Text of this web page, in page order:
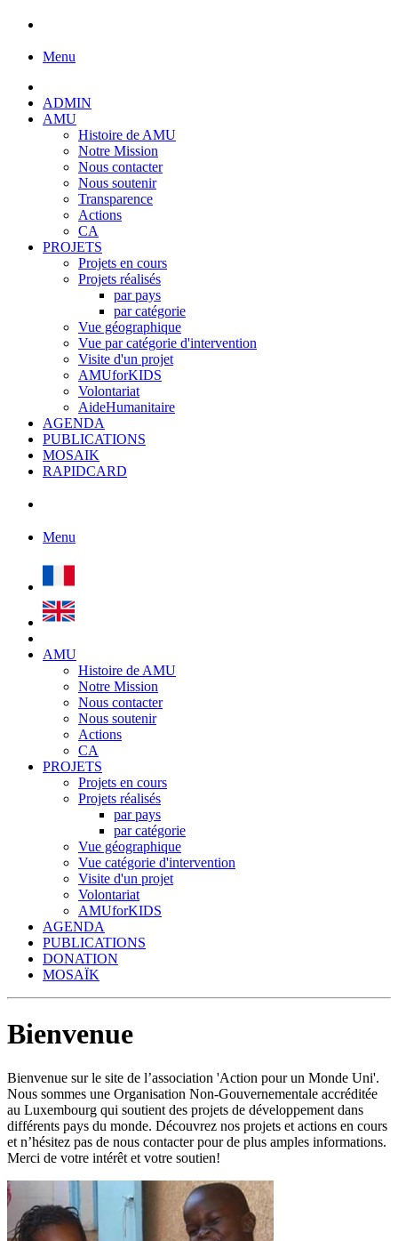
Menu
ADMIN
AMU
Histoire de AMU
Notre Mission
Nous contacter
Nous soutenir
Transparence
Actions
CA
PROJETS
Projets en cours
Projets réalisés
par pays
par catégorie
Vue géographique
Vue par catégorie d'intervention
Visite d'un projet
AMUforKIDS
Volontariat
AideHumanitaire
AGENDA
PUBLICATIONS
MOSAIK
RAPIDCARD
Menu
AMU
Histoire de AMU
Notre Mission
Nous contacter
Nous soutenir
Actions
CA
PROJETS
Projets en cours
Projets réalisés
par pays
par catégorie
Vue géographique
Vue catégorie d'intervention
Visite d'un projet
Volontariat
AMUforKIDS
AGENDA
PUBLICATIONS
DONATION
MOSAÏK
Bienvenue
Bienvenue sur le site de l’association 'Action pour un Monde Uni'.
Nous sommes une Organisation Non-Gouvernementale accréditée
au Luxembourg qui soutient des projets de développement dans
différents pays du monde. Découvrez nos projets et actions en cours
et n’hésitez pas de nous contacter pour de plus amples informations.
Merci de votre intérêt et votre soutien!